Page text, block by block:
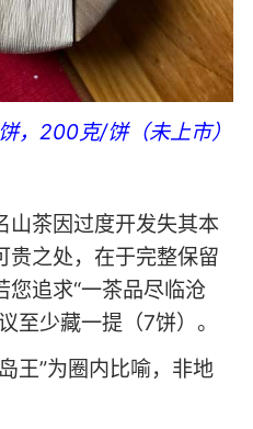
，200克/饼（未上市）
山茶因过度开发失其本
贵之处，在于完整保留
您追求“一茶品尽临沧
至少藏一提（7饼）。
王”为圈内比喻，非地